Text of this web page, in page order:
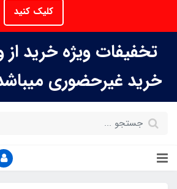
کلیک کنید
تخفیفات ویژه خرید
خرید غیرحضوری